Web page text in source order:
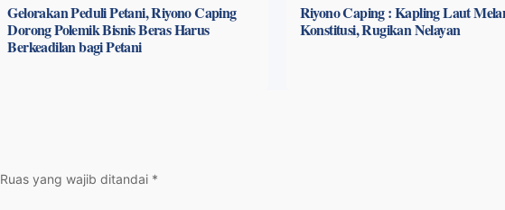
Gelorakan Peduli Petani, Riyono Caping
Dorong Polemik Bisnis Beras Harus
Berkeadilan bagi Petani
Riyono Caping : Kapling Laut
Konstitusi, Rugikan Nelayan
Ruas yang wajib ditandai *